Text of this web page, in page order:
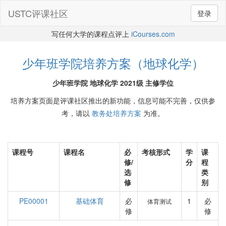
登录
USTC评课社区
写任何大学的课程点评上 iCourses.com
少年班学院培养方案（地球化学）
少年班学院 地球化学 2021级 主修学位
培养方案页面是评课社区推出的新功能，信息可能不完善，仅供参
考，请以 教务处培养方案 为准。
课程号 课程名
必
修/
选
修
考核形式
学
分
课
程
类
别
PE00001
基础体育
必
修
体育测试 1
必
修